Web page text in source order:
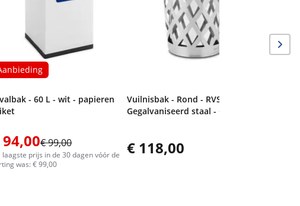
- 60 L - wit - papieren
€ 99,00
laagste prijs in de 30 dagen vóór de
was: € 99,00
Vuilnisbak - Rond - RVS /
Gegalvaniseerd staal - Grijs
€ 118,00